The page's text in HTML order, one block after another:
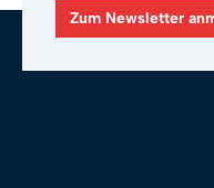
Zum Newsletter